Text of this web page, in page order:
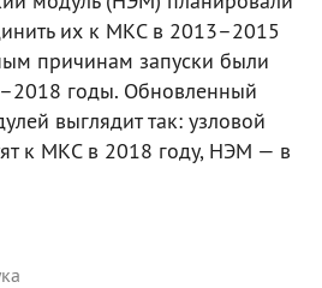
их к МКС в 2013–2015
причинам запуски были
годы. Обновленный
выглядит так: узловой
к МКС в 2018 году, НЭМ — в